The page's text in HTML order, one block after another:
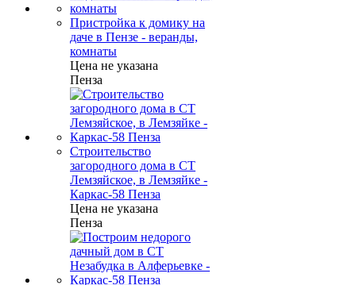
Пристройка к домику на
даче в Пензе - веранды,
комнаты
Цена не указана
Пенза
Строительство
загородного дома в СТ
Лемзяйское, в Лемзяйке -
Каркас-58 Пенза
Цена не указана
Пенза